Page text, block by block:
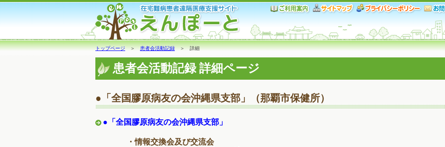
トップページ＞患者会活動記録＞ 詳細
患者会活動記録 詳細ページ
●「全国膠原病友の会沖縄県支部」（那覇市保健所）
●「全国膠原病友の会沖縄県支部」
・情報交換会及び交流会